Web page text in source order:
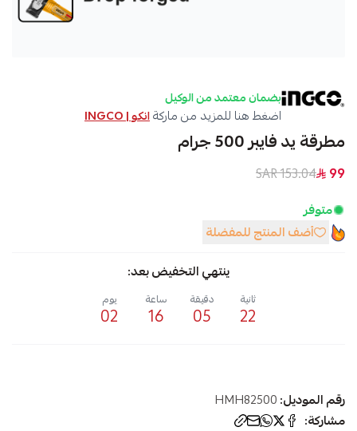
بضمان معتمد من الوكيل
اضغط هنا للمزيد من ماركةانكو | INGCO
مطرقة يد فايبر 500 جرام
99
153.04 SAR
متوفر
أضف المنتج للمفضلة
ينتهي التخفيض بعد:
21
ثانية
05
دقيقة
16
ساعة
02
يوم
رقم الموديل:HMH82500
مشاركة: